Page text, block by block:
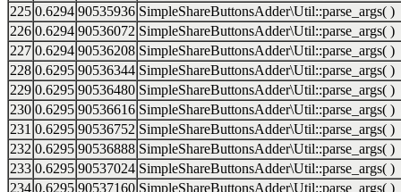
225 0.6294 90535936 SimpleShareButtonsAdder\Util::parse_args( )
226 0.6294 90536072 SimpleShareButtonsAdder\Util::parse_args( )
227 0.6294 90536208 SimpleShareButtonsAdder\Util::parse_args( )
228 0.6295 90536344 SimpleShareButtonsAdder\Util::parse_args( )
229 0.6295 90536480 SimpleShareButtonsAdder\Util::parse_args( )
230 0.6295 90536616 SimpleShareButtonsAdder\Util::parse_args( )
231 0.6295 90536752 SimpleShareButtonsAdder\Util::parse_args( )
232 0.6295 90536888 SimpleShareButtonsAdder\Util::parse_args( )
233 0.6295 90537024 SimpleShareButtonsAdder\Util::parse_args( )
234 0.6295 90537160 SimpleShareButtonsAdder\Util::parse_args( )